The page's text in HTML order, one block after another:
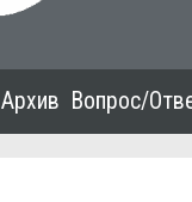
Архив Вопрос/